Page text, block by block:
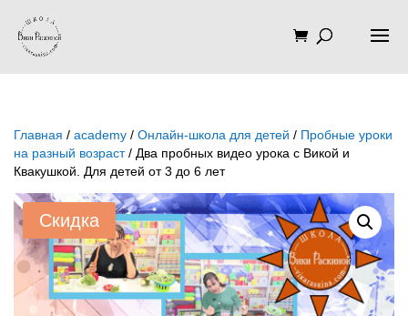
Главная / academy / Онлайн-школа для детей / Пробные уроки
на разный возраст/ Два пробных видео урока с Викой и
Квакушкой. Для детей от 3 до 6 лет
Скидка